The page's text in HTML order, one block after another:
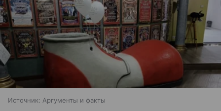
Источник: Аргументы и факты